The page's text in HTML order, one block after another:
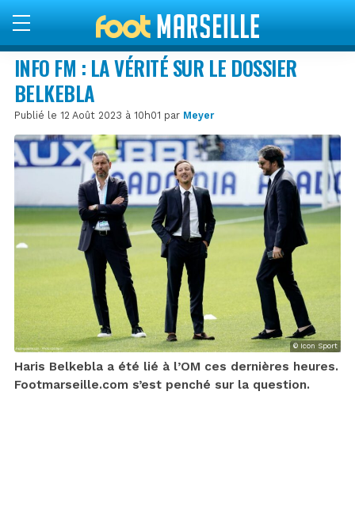
INFO FM : LA VÉRITÉ SUR LE DOSSIER
BELKEBLA
Publié le 12 Août 2023 à 10h01 par Meyer
© Icon Sport
Haris Belkebla a été lié à l’OM ces dernières heures.
Footmarseille.com s’est penché sur la question.